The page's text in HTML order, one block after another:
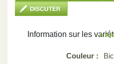
Information sur les
Couleur :